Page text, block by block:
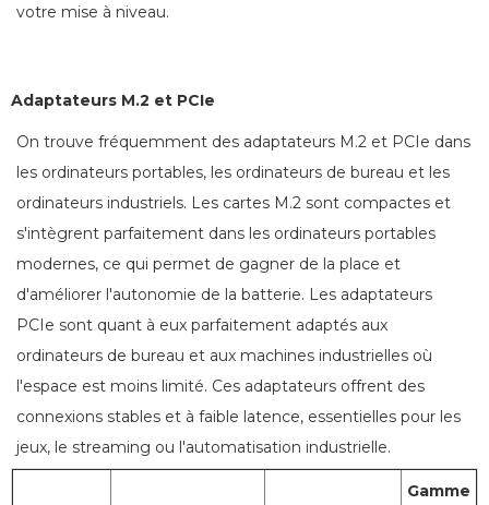
votre mise à niveau.
Adaptateurs M.2 et PCIe
On trouve fréquemment des adaptateurs M.2 et PCIe dans
les ordinateurs portables, les ordinateurs de bureau et les
ordinateurs industriels. Les cartes M.2 sont compactes et
s'intègrent parfaitement dans les ordinateurs portables
modernes, ce qui permet de gagner de la place et
d'améliorer l'autonomie de la batterie. Les adaptateurs
PCIe sont quant à eux parfaitement adaptés aux
ordinateurs de bureau et aux machines industrielles où
l'espace est moins limité. Ces adaptateurs offrent des
connexions stables et à faible latence, essentielles pour les
jeux, le streaming ou l'automatisation industrielle.
Gamme